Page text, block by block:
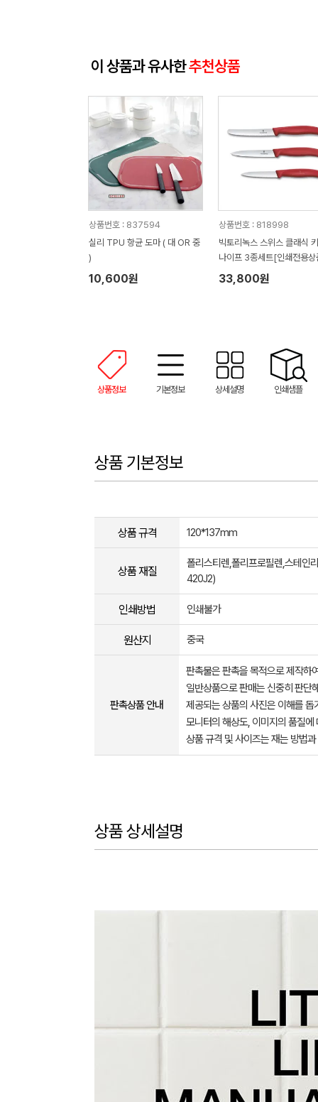
이 상품과 유사한추천상품
상품번호 : 837594
실리 TPU 항균 도마 ( 대 OR 중
)
10,600원
상품번호 : 818998
빅토리녹스 스위스 클래식
나이프 3종세트[인쇄전용상
33,800원
상품정보 기본정보 상세설명 인쇄샘플
상품 기본정보
상품 규격 120*137mm
상품 재질
폴리스티렌,폴리프로필렌,스테인
420J2)
인쇄방법 인쇄불가
원산지 중국
판촉상품 안내
판촉물은 판촉을 목적으로 제작하
일반상품으로 판매는 신중히 판단
제공되는 상품의 사진은 이해를
모니터의 해상도, 이미지의 품질
상품 규격 및 사이즈는 재는 방법
상품 상세설명